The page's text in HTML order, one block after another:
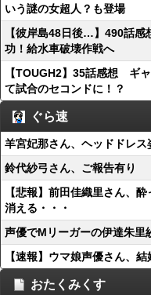
いう謎の女超人？も登場
【彼岸島48日後…】490話
功！給水車破壊作戦へ
【TOUGH2】35話感想 ギ
て試合のセコンドに！？
ぐら速
羊宮妃那さん、ヘッドドレス
鈴代紗弓さん、ご報告有り
【悲報】前田佳織里さん、
消える・・・
声優でMリーガーの伊達朱里
【速報】ウマ娘声優さん、
おたくみくす